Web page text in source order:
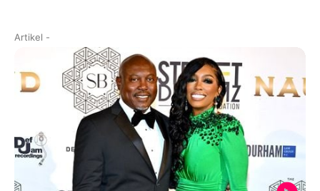
Artikel -